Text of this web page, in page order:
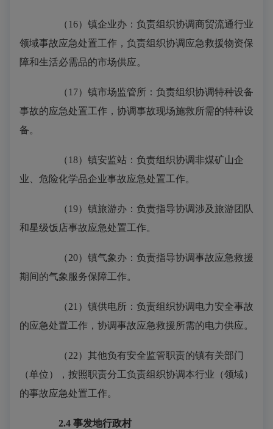
（16）镇企业办：负责组织协调商贸流通行业
领域事故应急处置工作，负责组织协调应急救援物资保
障和生活必需品的市场供应。
（17）镇市场监管所：负责组织协调特种设备
事故的应急处置工作，协调事故现场施救所需的特种设
备。
（18）镇安监站：负责组织协调非煤矿山企
业、危险化学品企业事故应急处置工作。
（19）镇旅游办：负责指导协调涉及旅游团队
和星级饭店事故应急处置工作。
（20）镇气象办：负责指导协调事故应急救援
期间的气象服务保障工作。
（21）镇供电所：负责组织协调电力安全事故
的应急处置工作，协调事故应急救援所需的电力供应。
（22）其他负有安全监管职责的镇有关部门
（单位），按照职责分工负责组织协调本行业（领域）
的事故应急处置工作。
2.4 事发地行政村